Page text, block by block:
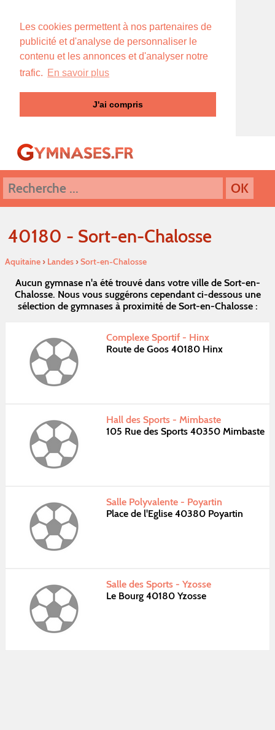
Les cookies permettent à nos partenaires de
publicité et d'analyse de personnaliser le
contenu et les annonces et d'analyser notre
trafic. En savoir plus
J'ai compris
40180 - Sort-en-Chalosse
Aquitaine› Landes›Sort-en-Chalosse
Aucun gymnase n'a été trouvé dans votre ville de Sort-en-
Chalosse. Nous vous suggérons cependant ci-dessous une
sélection de gymnases à proximité de Sort-en-Chalosse :
Complexe Sportif - Hinx
Route de Goos 40180 Hinx
Hall des Sports - Mimbaste
105 Rue des Sports 40350 Mimbaste
Salle Polyvalente - Poyartin
Place de l'Eglise 40380 Poyartin
Salle des Sports - Yzosse
Le Bourg 40180 Yzosse